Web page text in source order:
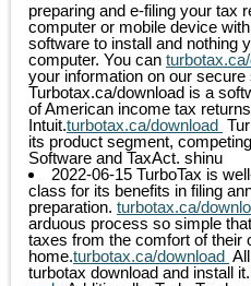
preparing and e-filing your tax
computer or mobile device
software to install and nothing
computer. You can
your information on our secure
Turbotax.ca/download is a
of American income tax
Intuit.turbotax.ca/download
its product segment,
Software and TaxAct. shinu
2022-06-15 TurboTax is
class for its benefits in filing
preparation. turbotax.ca/
arduous process so simple
taxes from the comfort of their
home.turbotax.ca/download
turbotax download and install it.